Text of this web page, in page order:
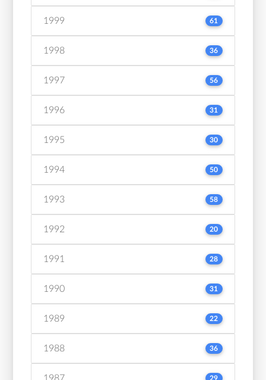
1999 61
1998 36
1997 56
1996 31
1995 30
1994 50
1993 58
1992 20
1991 28
1990 31
1989 22
1988 36
1987 29